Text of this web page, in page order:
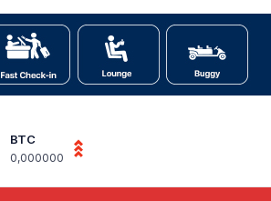
BTC
0,000000